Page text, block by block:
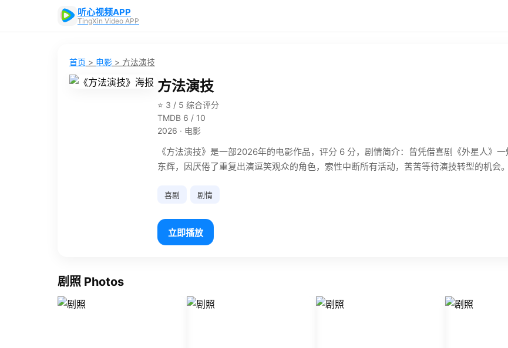
听心视频APP
TingXin Video APP
首页 > 电影 > 方法演技
方法演技
⭐ 3 / 5 综合评分
TMDB 6 / 10
2026 · 电影
《方法演技》是一部2026年的电影作品，评分 6 分，剧情简介：曾凭借喜剧《外星人》
东辉，因厌倦了重复出演逗笑观众的角色，索性中断所有活动，苦苦等待演技转型的机会
喜剧 剧情
立即播放
剧照 Photos